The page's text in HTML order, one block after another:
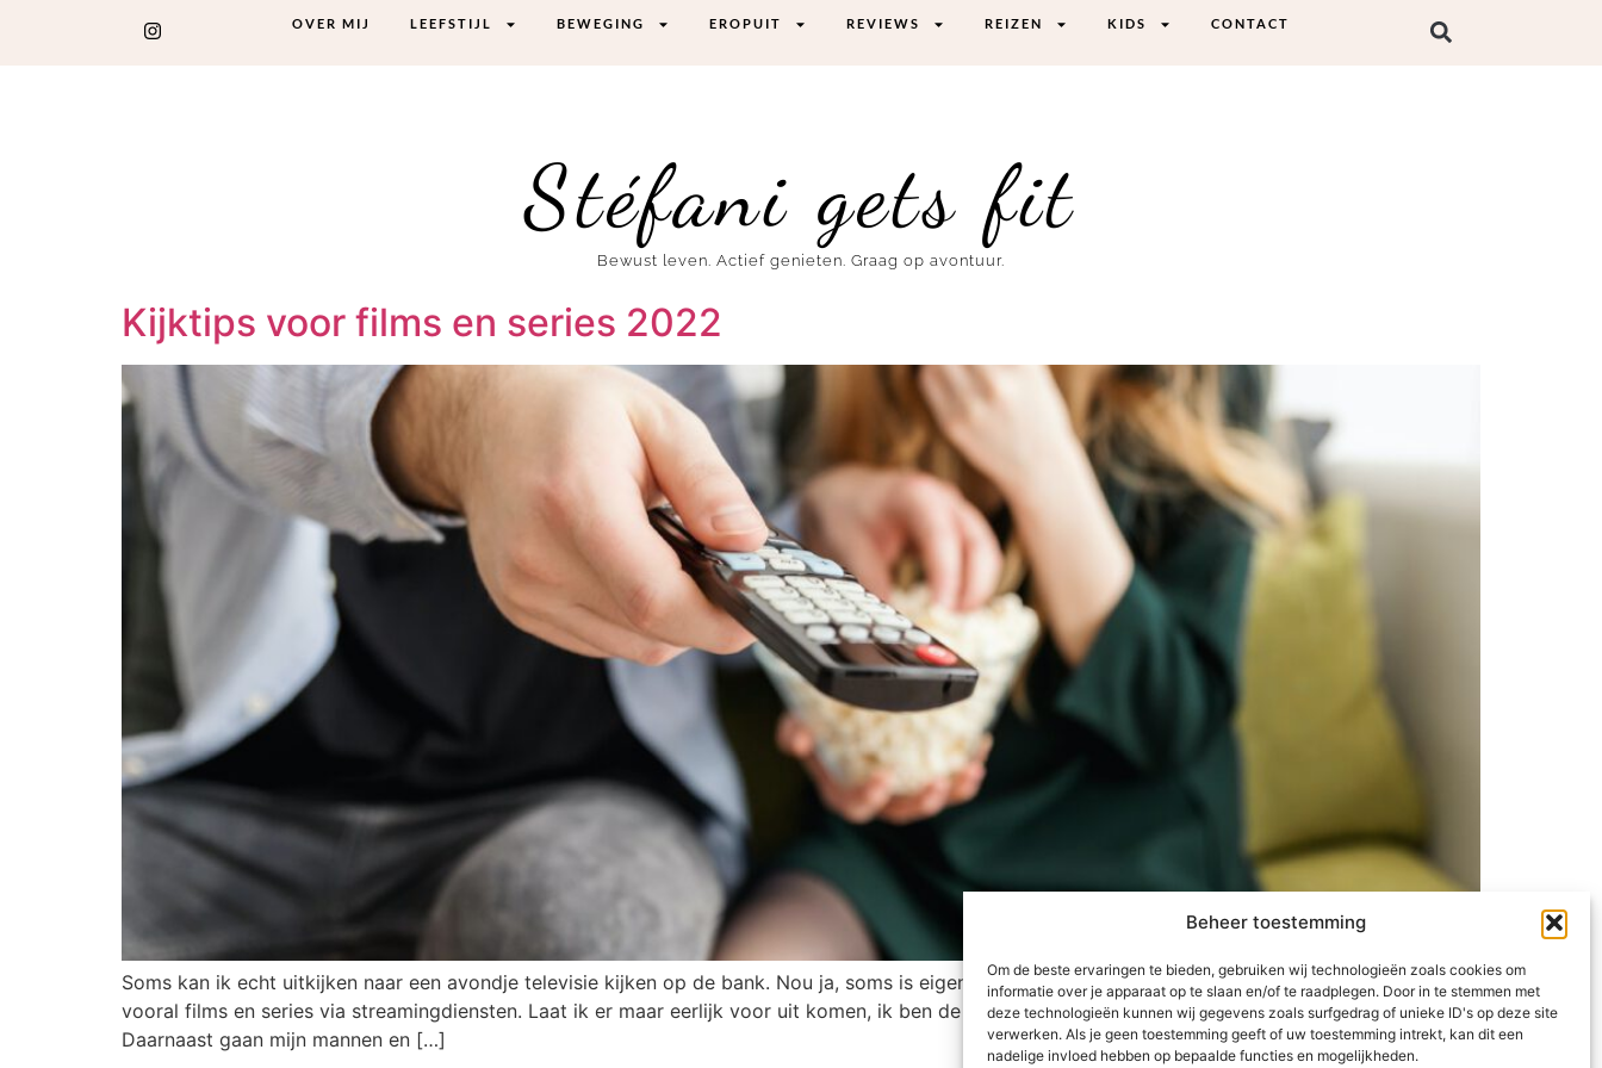
Beheer toestemming
Om de beste ervaringen te bieden, gebruiken wij technologieën zoals cookies om
informatie over je apparaat op te slaan en/of te raadplegen. Door in te stemmen met
deze technologieën kunnen wij gegevens zoals surfgedrag of unieke ID's op deze site
verwerken. Als je geen toestemming geeft of uw toestemming intrekt, kan dit een
nadelige invloed hebben op bepaalde functies en mogelijkheden.
OVER MIJ LEEFSTIJL BEWEGING EROPUIT REVIEWS REIZEN KIDS CONTACT
Stéfani gets fit
Bewust leven. Actief genieten. Graag op avontuur.
Kijktips voor films en series 2022
Soms kan ik echt uitkijken naar een avondje televisie kijken op de bank. Nou ja, soms is eigenlijk best regelmatig en ik kijk nauwelijks televisie, maar
vooral films en series via streamingdiensten. Laat ik er maar eerlijk voor uit komen, ik ben de uitvinder van Netflix en Videoland eeuwig dankbaar.
Daarnaast gaan mijn mannen en […]